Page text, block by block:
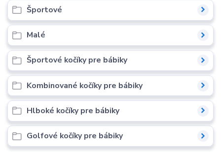
Športové
Malé
Športové kočíky pre bábiky
Kombinované kočíky pre bábiky
Hlboké kočíky pre bábiky
Golfové kočíky pre bábiky